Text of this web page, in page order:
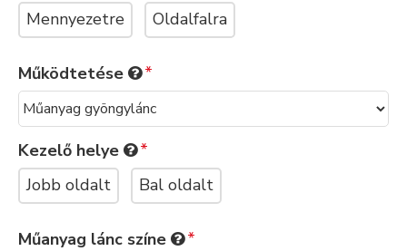
Mennyezetre
Oldalfalra
Működtetése
Kezelő helye
Jobb oldalt
Bal oldalt
Műanyag lánc színe